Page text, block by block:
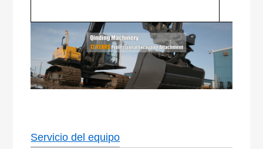
Servicio del equipo